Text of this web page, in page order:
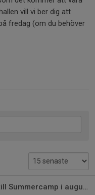
vill vi ber dig att
fredag (om du behöver
Två dagar kvar att anmäla till Summercamp i augusti, födda 2014-2018